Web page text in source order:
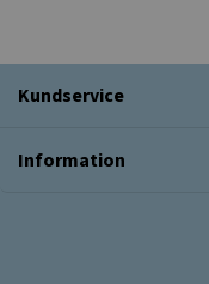
Kundservice
Information